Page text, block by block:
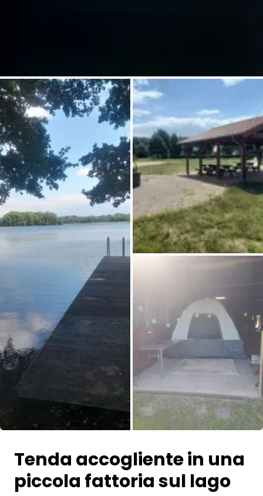
Buoni
Chi siamo
Negozio
Contatti
Select language
Tenda accogliente in una
piccola fattoria sul lago